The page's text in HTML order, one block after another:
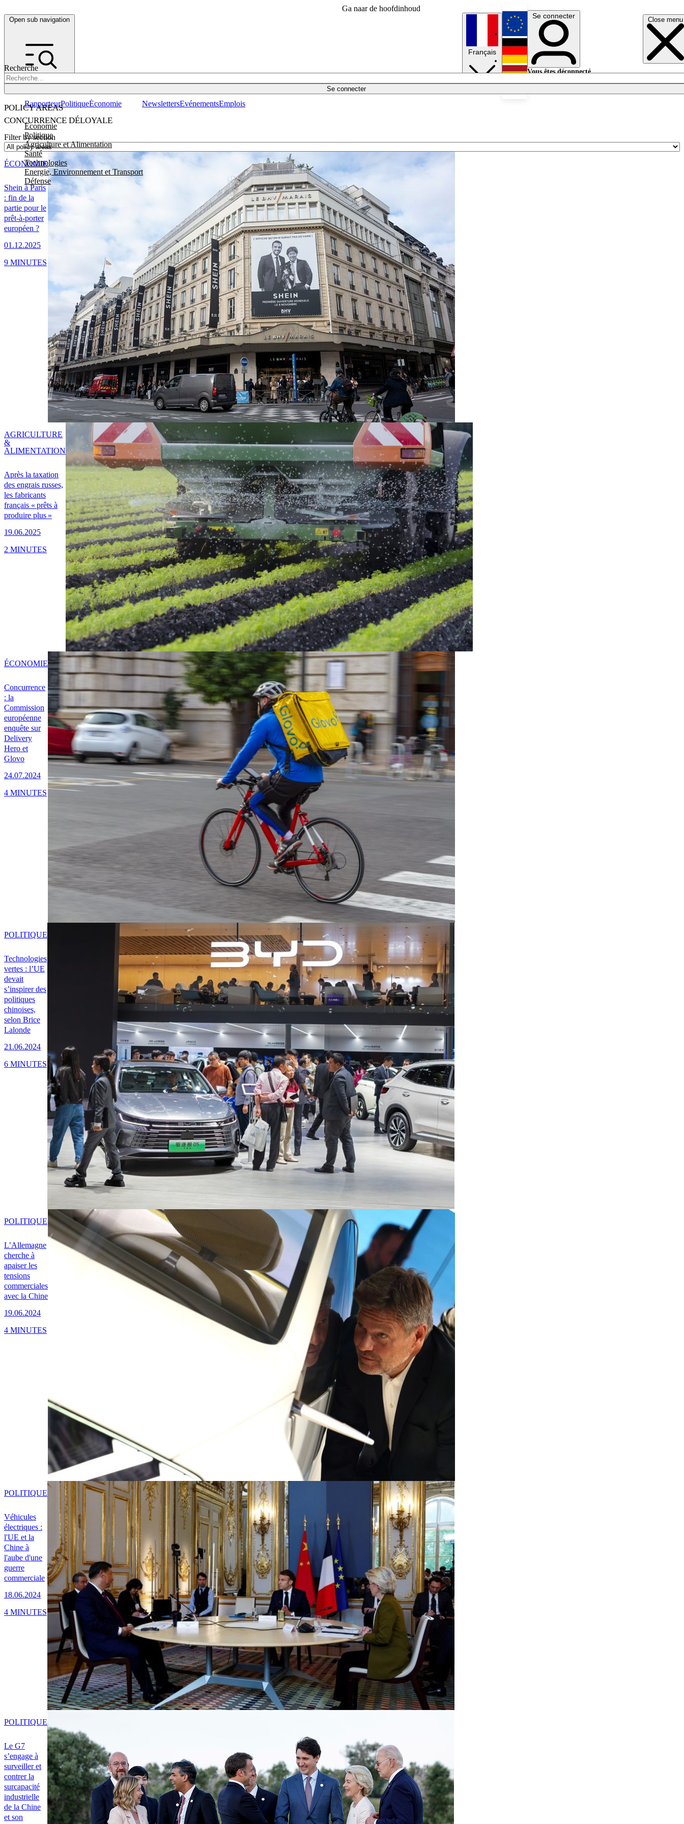
Ga naar de hoofdinhoud
Open sub navigation Close menu
Recherche
Se connecter
POLICY AREAS
Economie
Politique
Agriculture et Alimentation
Santé
Technologies
Energie, Environnement et Transport
Défense
RapporteurPolitiqueÉconomie NewslettersEvénementsEmplois
Français
English
Deutsch
Se connecter
Vous êtes déconnecté.
CONCURRENCE DÉLOYALE
Filter by section
Shein à Paris
: fin de la
partie pour le
prêt-à-porter
européen ?
01.12.2025
ÉCONOMIE
9 MINUTES
Après la taxation
des engrais russes,
les fabricants
français « prêts à
produire plus »
19.06.2025
AGRICULTURE
&
ALIMENTATION
2 MINUTES
Concurrence
: la
Commission
européenne
enquête sur
Delivery
Hero et
Glovo
24.07.2024
ÉCONOMIE
4 MINUTES
Technologies
vertes : l’UE
devait
s’inspirer des
politiques
chinoises,
selon Brice
Lalonde
21.06.2024
POLITIQUE
6 MINUTES
L’Allemagne
cherche à
apaiser les
tensions
commerciales
avec la Chine
19.06.2024
POLITIQUE
4 MINUTES
Véhicules
électriques :
l'UE et la
Chine à
l'aube d'une
guerre
commerciale
18.06.2024
POLITIQUE
4 MINUTES
Le G7
s’engage à
surveiller et
contrer la
surcapacité
industrielle
de la Chine
et son
POLITIQUE